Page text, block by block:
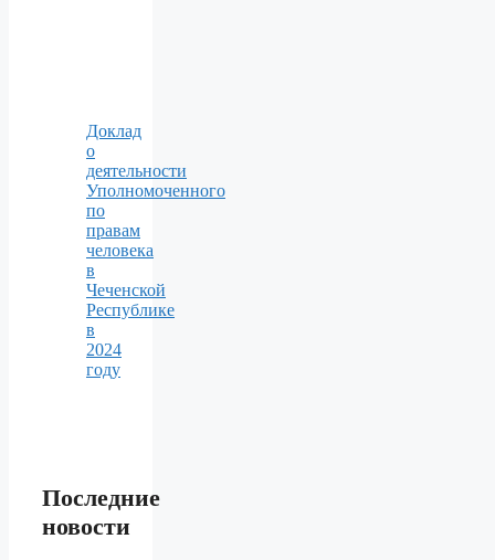
Доклад
о
деятельности
Уполномоченного
по
правам
человека
в
Чеченской
Республике
в
2024
году
Последние
новости